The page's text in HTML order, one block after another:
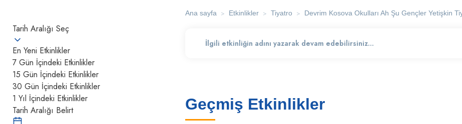
Tarih Aralığı Seç
En Yeni Etkinlikler
7 Gün İçindeki Etkinlikler
15 Gün İçindeki Etkinlikler
30 Gün İçindeki Etkinlikler
1 Yıl İçindeki Etkinlikler
Tarih Aralığı Belirt
Ana sayfa > Etkinlikler > Tiyatro > Devrim Kosova Okulları Ah Şu Gençler Yetişkin
Geçmiş Etkinlikler